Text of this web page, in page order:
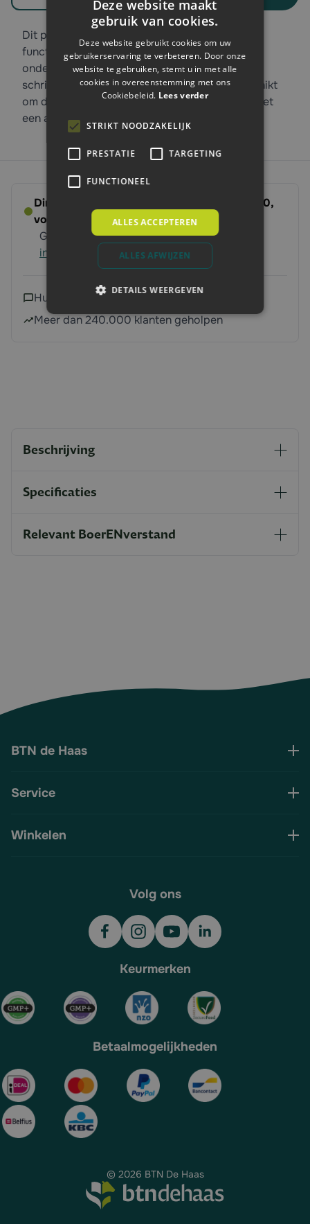
Dit product is onmisbaar voor een goed
functionerende afrastering. Het zorgt voor de
ondergrondse verbinding tussen
schrikdraadapparaat en afrastering. Ook geschikt
om de afrastering ondergronds te verbinden met
een ander deel van de afrastering.
Direct leverbaar - Bestel voor dinsdag 14:00,
volgende werkdag op ’t erf
Gratis verzending vanaf 250 euroMeer
informatie
Hulp nodig?Neem contact met ons op
Meer dan 240.000 klanten geholpen
Beschrijving
Specificaties
Relevant BoerENverstand
BTN de Haas
Service
Winkelen
Volg ons
Keurmerken
Betaalmogelijkheden
© 2026 BTN De Haas
Deze website maakt
gebruik van cookies.
Deze website gebruikt cookies om uw
gebruikerservaring te verbeteren. Door onze
website te gebruiken, stemt u in met alle
cookies in overeenstemming met ons
Cookiebeleid. Lees verder
STRIKT NOODZAKELIJK
PRESTATIE TARGETING
FUNCTIONEEL
ALLES ACCEPTEREN
ALLES AFWIJZEN
DETAILS WEERGEVEN